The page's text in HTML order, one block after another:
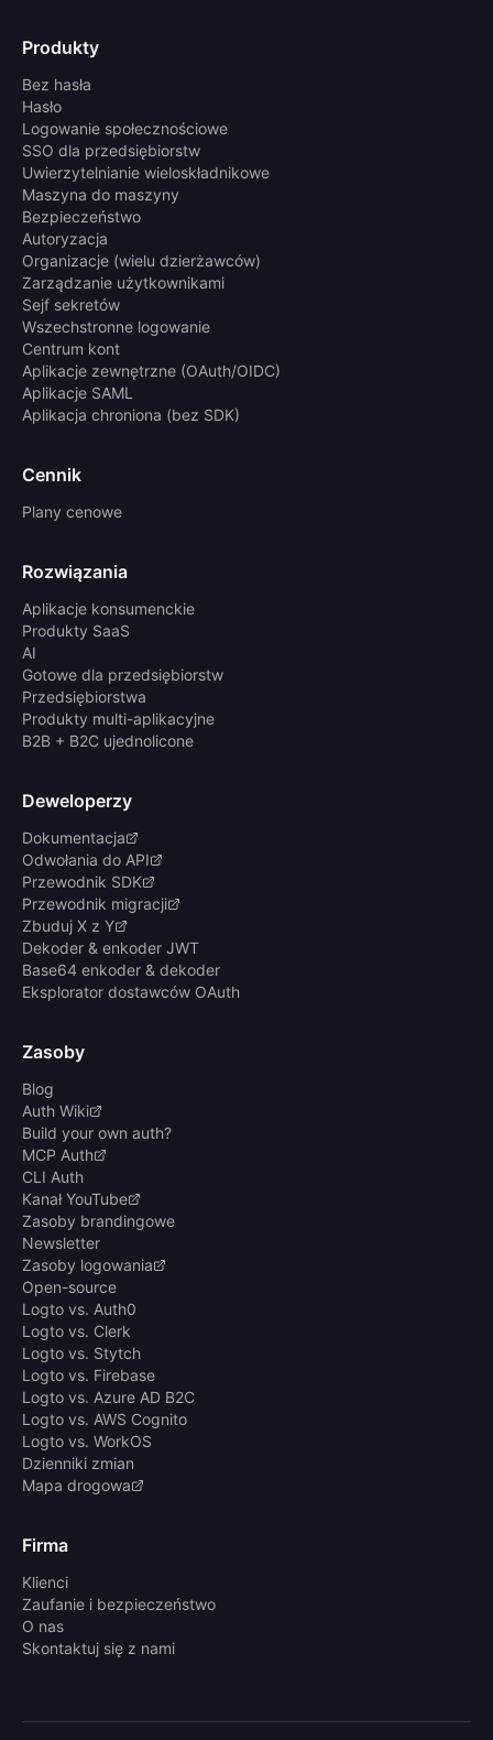
Produkty
Bez hasła
Hasło
Logowanie społecznościowe
SSO dla przedsiębiorstw
Uwierzytelnianie wieloskładnikowe
Maszyna do maszyny
Bezpieczeństwo
Autoryzacja
Organizacje (wielu dzierżawców)
Zarządzanie użytkownikami
Sejf sekretów
Wszechstronne logowanie
Centrum kont
Aplikacje zewnętrzne (OAuth/OIDC)
Aplikacje SAML
Aplikacja chroniona (bez SDK)
Cennik
Plany cenowe
Rozwiązania
Aplikacje konsumenckie
Produkty SaaS
AI
Gotowe dla przedsiębiorstw
Przedsiębiorstwa
Produkty multi-aplikacyjne
B2B + B2C ujednolicone
Deweloperzy
Dokumentacja
Odwołania do API
Przewodnik SDK
Przewodnik migracji
Zbuduj X z Y
Dekoder & enkoder JWT
Base64 enkoder & dekoder
Eksplorator dostawców OAuth
Zasoby
Blog
Auth Wiki
Build your own auth?
MCP Auth
CLI Auth
Kanał YouTube
Zasoby brandingowe
Newsletter
Zasoby logowania
Open-source
Logto vs. Auth0
Logto vs. Clerk
Logto vs. Stytch
Logto vs. Firebase
Logto vs. Azure AD B2C
Logto vs. AWS Cognito
Logto vs. WorkOS
Dzienniki zmian
Mapa drogowa
Firma
Klienci
Zaufanie i bezpieczeństwo
O nas
Skontaktuj się z nami